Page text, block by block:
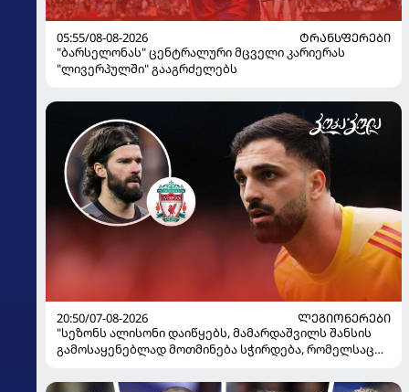
05:55/08-08-2026
ᲢᲠᲐᲜᲡᲤᲔᲠᲔᲑᲘ
"ბარსელონას" ცენტრალური მცველი კარიერას
"ლივერპულში" გააგრძელებს
20:50/07-08-2026
ᲚᲔᲒᲘᲝᲜᲔᲠᲔᲑᲘ
"სეზონს ალისონი დაიწყებს, მამარდაშვილს შანსის
გამოსაყენებლად მოთმინება სჭირდება, რომელსაც
ყოფილმა მეკარემ